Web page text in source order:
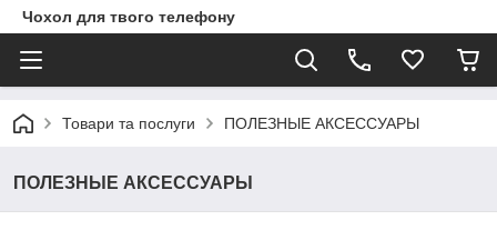
Чохол для твого телефону
Товари та послуги ПОЛЕЗНЫЕ АКСЕССУАРЫ
ПОЛЕЗНЫЕ АКСЕССУАРЫ